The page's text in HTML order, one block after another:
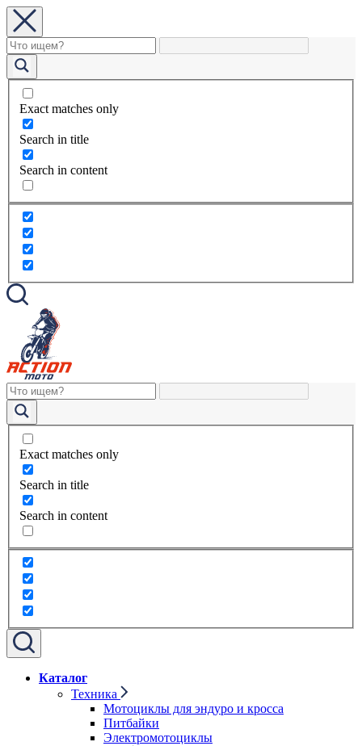
Exact matches only
Search in title
Search in content
Exact matches only
Search in title
Search in content
Каталог
Техника
Мотоциклы для эндуро и кросса
Питбайки
Электромотоциклы